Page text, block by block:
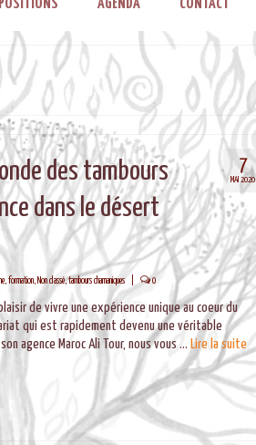
AGENDA CONTACT
7
MAI 2020
des tambours
dans le désert
, formation, Non classé,tambours chamaniques 0
de vivre une expérience unique au coeur du
qui est rapidement devenu une véritable
agence Maroc Ali Tour, nous vous … Lire la suite­­